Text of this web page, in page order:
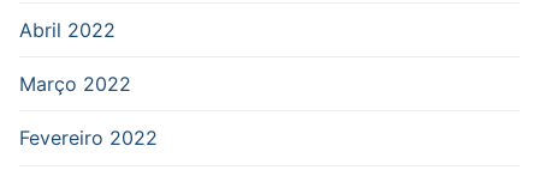
Abril 2022
Março 2022
Fevereiro 2022